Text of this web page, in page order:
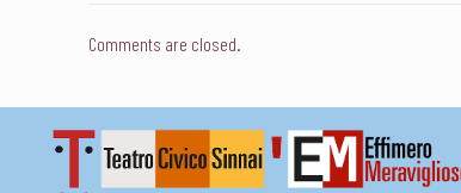
Comments are closed.